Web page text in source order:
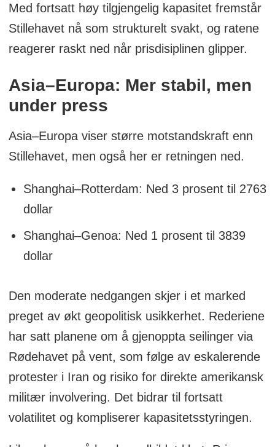
speditører og andre bransjeaktører for å
sammenligne egne fraktkostnader med
markedspriser og for å informere
beslutninger knyttet til
kontraktsforhandlinger og
Kilde: Drewry
Med fortsatt høy tilgjengelig kapasitet fremstår
Stillehavet nå som strukturelt svakt, og ratene
reagerer raskt ned når prisdisiplinen glipper.
Asia–Europa: Mer stabil, men
under press
Asia–Europa viser større motstandskraft enn
Stillehavet, men også her er retningen ned.
Shanghai–Rotterdam: Ned 3 prosent til 2763
dollar
Shanghai–Genoa: Ned 1 prosent til 3839
dollar
Den moderate nedgangen skjer i et marked
preget av økt geopolitisk usikkerhet. Rederiene
har satt planene om å gjenoppta seilinger via
Rødehavet på vent, som følge av eskalerende
protester i Iran og risiko for direkte amerikansk
militær involvering. Det bidrar til fortsatt
volatilitet og kompliserer kapasitetsstyringen.